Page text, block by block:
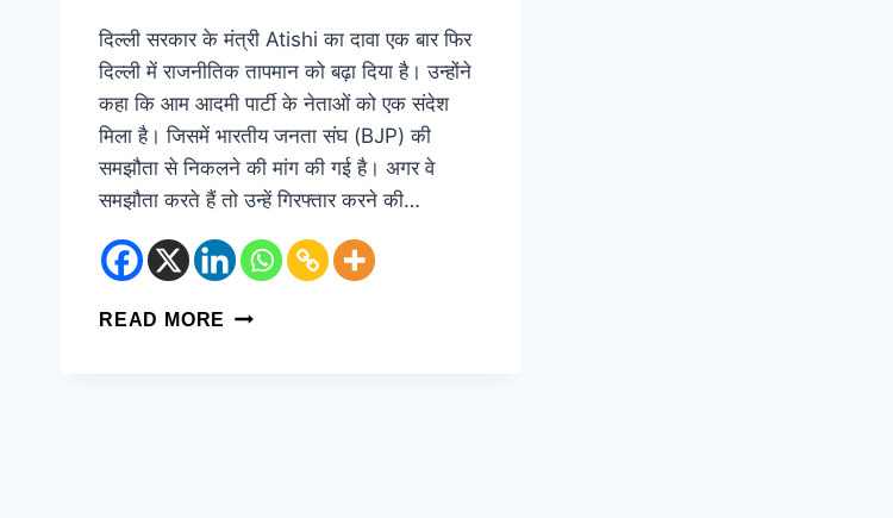
दिल्ली सरकार के मंत्री Atishi का दावा एक बार फिर
दिल्ली में राजनीतिक तापमान को बढ़ा दिया है। उन्होंने
कहा कि आम आदमी पार्टी के नेताओं को एक संदेश
मिला है। जिसमें भारतीय जनता संघ (BJP) की
समझौता से निकलने की मांग की गई है। अगर वे
समझौता करते हैं तो उन्हें गिरफ्तार करने की…
READ MORE